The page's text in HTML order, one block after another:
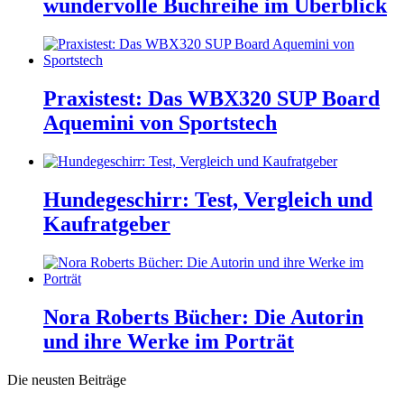
wundervolle Buchreihe im Überblick
Praxistest: Das WBX320 SUP Board
Aquemini von Sportstech
Hundegeschirr: Test, Vergleich und
Kaufratgeber
Nora Roberts Bücher: Die Autorin
und ihre Werke im Porträt
Die neusten Beiträge